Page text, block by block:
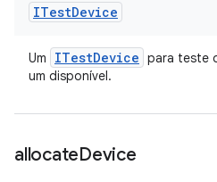
ITestDevice
Um ITestDevice para teste
um disponível.
allocateDevice